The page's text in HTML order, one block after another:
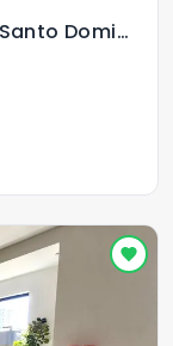
Apartamento en venta en Naco Santo Domingo DN